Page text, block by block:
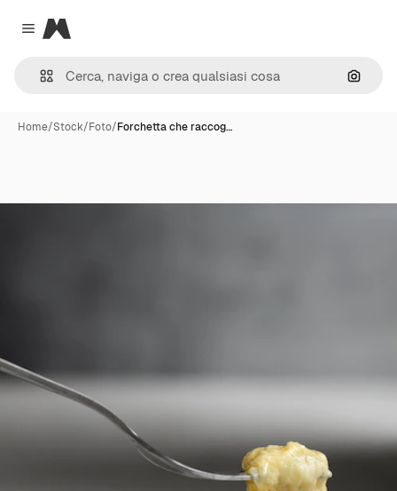
Close menu
Magnific
Cerca
Home/Stock/Foto/Forchetta che raccog…